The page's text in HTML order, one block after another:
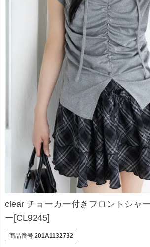
clear チョーカー付きフロントシャ
ー[CL9245]
商品番号 201A1132732